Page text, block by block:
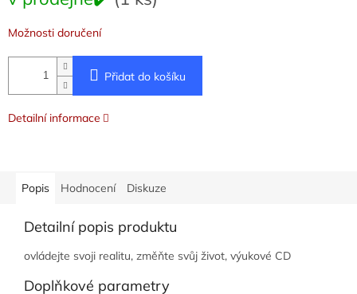
Možnosti doručení
Přidat do košíku
Detailní informace
Popis Hodnocení Diskuze
Detailní popis produktu
ovládejte svoji realitu, změňte svůj život, výukové CD
Doplňkové parametry